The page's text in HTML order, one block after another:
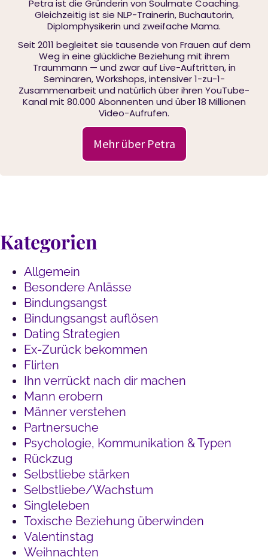
Petra ist die Gründerin von Soulmate Coaching.
Gleichzeitig ist sie NLP-Trainerin, Buchautorin,
Diplomphysikerin und zweifache Mama.
Seit 2011 begleitet sie tausende von Frauen auf dem
Weg in eine glückliche Beziehung mit ihrem
Traummann — und zwar auf Live-Auftritten, in
Seminaren, Workshops, intensiver 1-zu-1-
Zusammenarbeit und natürlich über ihren YouTube-
Kanal mit 80.000 Abonnenten und über 18 Millionen
Video-Aufrufen.
Mehr über Petra
Kategorien
Allgemein
Besondere Anlässe
Bindungsangst
Bindungsangst auflösen
Dating Strategien
Ex-Zurück bekommen
Flirten
Ihn verrückt nach dir machen
Mann erobern
Männer verstehen
Partnersuche
Psychologie, Kommunikation & Typen
Rückzug
Selbstliebe stärken
Selbstliebe/Wachstum
Singleleben
Toxische Beziehung überwinden
Valentinstag
Weihnachten